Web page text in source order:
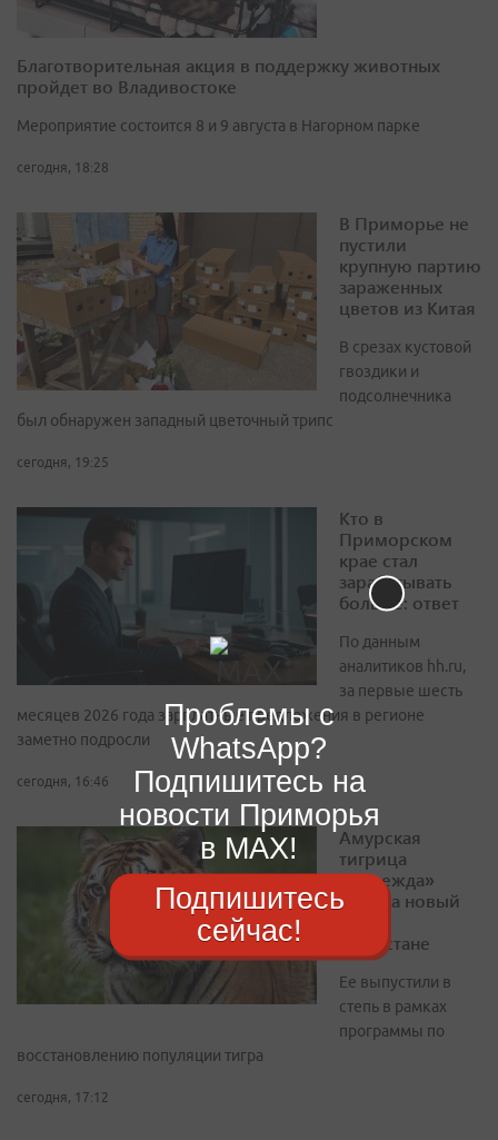
Благотворительная акция в поддержку животных
пройдет во Владивостоке
Мероприятие состоится 8 и 9 августа в Нагорном парке
сегодня, 18:28
В Приморье не
пустили
крупную партию
зараженных
цветов из Китая
В срезах кустовой
гвоздики и
подсолнечника
был обнаружен западный цветочный трипс
сегодня, 19:25
Кто в
Приморском
крае стал
зарабатывать
больше: ответ
По данным
аналитиков hh.ru,
за первые шесть
месяцев 2026 года зарплатные предложения в регионе
заметно подросли
сегодня, 16:46
Амурская
тигрица
«Надежда»
обрела новый
Казахстане
Ее выпустили в
степь в рамках
программы по
восстановлению популяции тигра
сегодня, 17:12
Проблемы с
WhatsApp?
Подпишитесь на
новости Приморья
в MAX!
Подпишитесь
сейчас!